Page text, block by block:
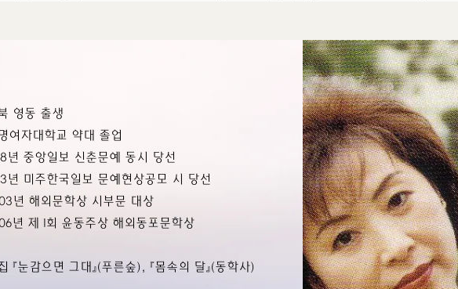
영동 출생
여자대학교 약대 졸업
년 중앙일보 신춘문예 동시 당선
년 미주한국일보 문예현상공모 시 당선
년 해외문학상 시부문 대상
년 제 1회 윤동주상 해외동포문학상
『눈감으면 그대』(푸른숲), 『몸속의 달』(동학사)